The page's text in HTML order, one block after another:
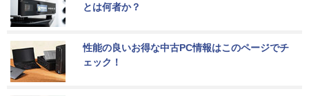
とは何者か？
性能の良いお得な中古PC情報はこのページでチ
ェック！